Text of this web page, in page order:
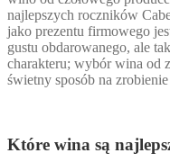
najlepszych roczników
jako prezentu firmowego
gustu obdarowanego, ale
charakteru; wybór wina od
świetny sposób na
Które wina są